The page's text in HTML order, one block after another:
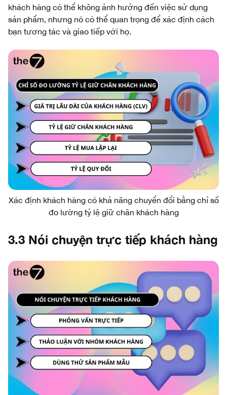
khách hàng có thể không ảnh hưởng đến việc sử dụng
sản phẩm, nhưng nó có thể quan trọng để xác định cách
bạn tương tác và giao tiếp với họ.
Xác định khách hàng có khả năng chuyển đổi bằng chỉ số
đo lường tỷ lệ giữ chân khách hàng
3.3 Nói chuyện trực tiếp khách hàng